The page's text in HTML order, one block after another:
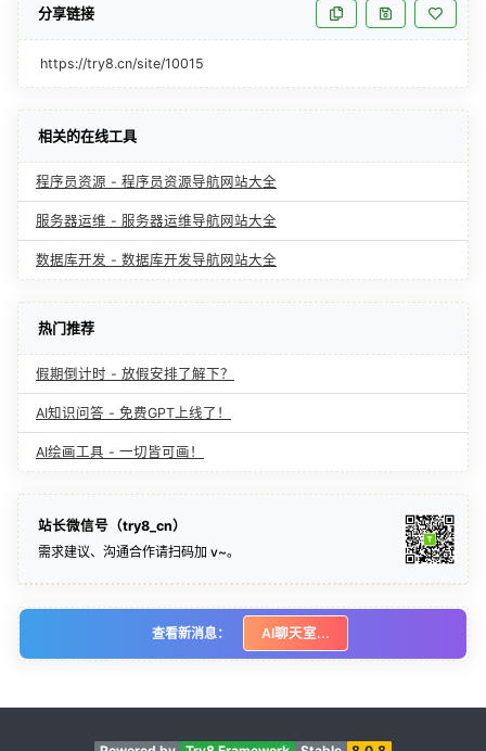
分享链接
https://try8.cn/site/10015
相关的在线工具
程序员资源 - 程序员资源导航网站大全
服务器运维 - 服务器运维导航网站大全
数据库开发 - 数据库开发导航网站大全
热门推荐
假期倒计时 - 放假安排了解下？
AI知识问答 - 免费GPT上线了！
AI绘画工具 - 一切皆可画！
站长微信号（try8_cn）
需求建议、沟通合作请扫码加 v~。
查看新消息： AI聊天室...